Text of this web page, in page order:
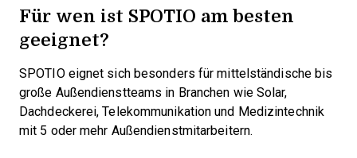
Für wen ist SPOTIO am besten
geeignet?
SPOTIO eignet sich besonders für mittelständische bis
große Außendienstteams in Branchen wie Solar,
Dachdeckerei, Telekommunikation und Medizintechnik
mit 5 oder mehr Außendienstmitarbeitern.